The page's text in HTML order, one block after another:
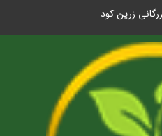
زرین کود